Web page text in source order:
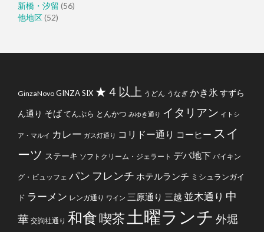
新橋・汐留 (56)
他地区(52)
GinzaNovo GINZA SIX ★４以上 うどん うなぎ かき氷 すずら
ん通り そばてんぷら とんかつ みゆき通り イタリアン イトシ
ア・マルイ カレー ガス灯通り コリドー通り コーヒー スイ
ーツ ステーキ ソフトクリーム・ジェラート デパ地下 バイキン
グ・ビュッフェ パン フレンチ ホテルランチ ミシュランガイ
ド ラーメン レンガ通り ワイン 三原通り 三越 並木通り 中
華 交詢社通り 和食喫茶 土曜ランチ 外堀